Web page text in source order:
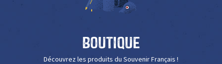
Boutique
Découvrez les produits du Souvenir Français !